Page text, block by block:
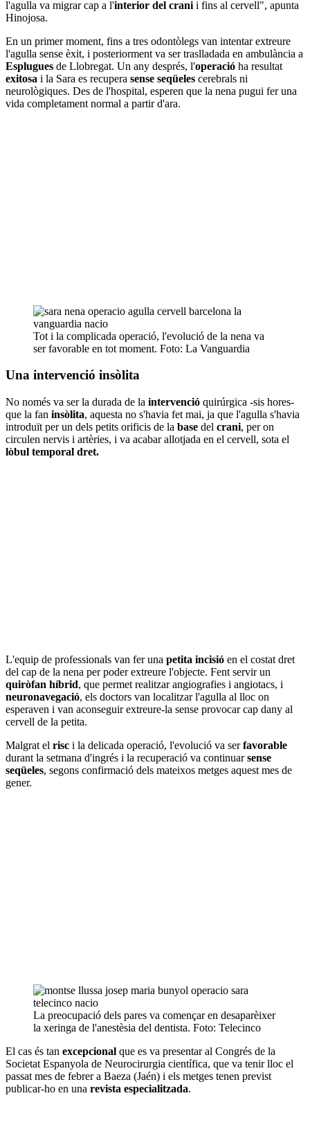
l'agulla va migrar cap a l'interior del crani i fins al cervell", apunta
Hinojosa.
En un primer moment, fins a tres odontòlegs van intentar extreure
l'agulla sense èxit, i posteriorment va ser traslladada en ambulància a
Esplugues de Llobregat. Un any després, l'operació ha resultat
exitosa i la Sara es recupera sense seqüeles cerebrals ni
neurològiques. Des de l'hospital, esperen que la nena pugui fer una
vida completament normal a partir d'ara.
Tot i la complicada operació, l'evolució de la nena va
ser favorable en tot moment. Foto: La Vanguardia
Una intervenció insòlita
No només va ser la durada de la intervenció quirúrgica -sis hores-
que la fan insòlita, aquesta no s'havia fet mai, ja que l'agulla s'havia
introduït per un dels petits orificis de la base del crani, per on
circulen nervis i artèries, i va acabar allotjada en el cervell, sota el
lòbul temporal dret.
L'equip de professionals van fer una petita incisió en el costat dret
del cap de la nena per poder extreure l'objecte. Fent servir un
quiròfan híbrid, que permet realitzar angiografies i angiotacs, i
neuronavegació, els doctors van localitzar l'agulla al lloc on
esperaven i van aconseguir extreure-la sense provocar cap dany al
cervell de la petita.
Malgrat el risc i la delicada operació, l'evolució va serfavorable
durant la setmana d'ingrés i la recuperació va continuarsense
seqüeles, segons confirmació dels mateixos metges aquest mes de
gener.
La preocupació dels pares va començar en desaparèixer
la xeringa de l'anestèsia del dentista. Foto: Telecinco
El cas és tan excepcional que es va presentar al Congrés de la
Societat Espanyola de Neurocirurgia científica, que va tenir lloc el
passat mes de febrer a Baeza (Jaén) i els metges tenen previst
publicar-ho en una revista especialitzada.